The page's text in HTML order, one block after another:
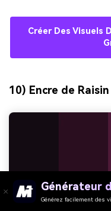
Créer Des Visuels
10) Encre de
Générateur
Générez facilement des